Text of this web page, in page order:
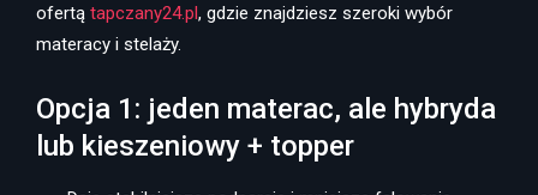
ofertą tapczany24.pl, gdzie znajdziesz szeroki wybór
materacy i stelaży.
Opcja 1: jeden materac, ale hybryda
lub kieszeniowy + topper